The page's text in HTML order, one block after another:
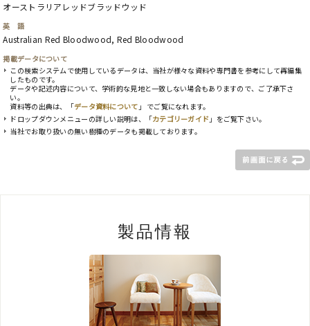
オーストラリアレッドブラッドウッド
英 語
Australian Red Bloodwood, Red Bloodwood
掲載データについて
この検索システムで使用しているデータは、当社が様々な資料や専門書を参考にして再編集
したものです。
データや記述内容について、学術的な見地と一致しない場合もありますので、ご了承下さ
い。
資料等の出典は、「データ資料について 」 でご覧になれます。
ドロップダウンメニューの詳しい説明は、「カテゴリーガイド 」をご覧下さい。
当社でお取り扱いの無い樹種のデータも掲載しております。
製品情報